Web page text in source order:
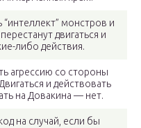
монстров и
двигаться и
либо действия.
агрессию со стороны
и действовать
на Довакина — нет.
на случай, если бы